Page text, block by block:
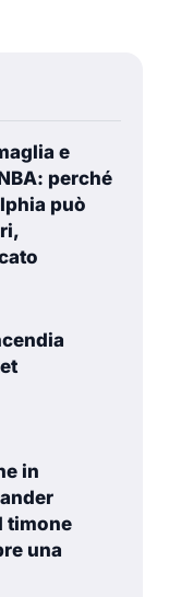
e
perché
può
in
timone
una